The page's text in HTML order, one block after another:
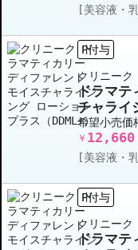
[美容液・
P付与
クリニーク
ドラマテ
チャライ
（
ト
希望小売価
￥ 12,660
[美容液・
P付与
クリニーク
ドラマテ